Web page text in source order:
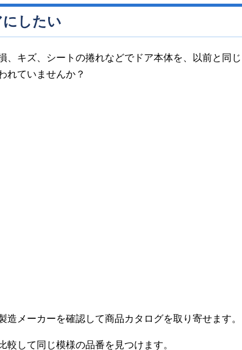
したい
、キズ、シートの捲れなどでドア本体を、以前と同じ
れていませんか？
造メーカーを確認して商品カタログを取り寄せます。
して同じ模様の品番を見つけます。